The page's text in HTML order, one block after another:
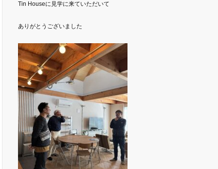
Tin Houseに見学に来ていただいて
ありがとうございました